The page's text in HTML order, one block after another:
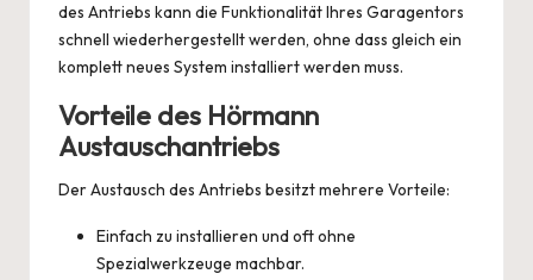
des Antriebs kann die Funktionalität Ihres Garagentors
schnell wiederhergestellt werden, ohne dass gleich ein
komplett neues System installiert werden muss.
Vorteile des Hörmann
Austauschantriebs
Der Austausch des Antriebs besitzt mehrere Vorteile:
Einfach zu installieren und oft ohne
Spezialwerkzeuge machbar.